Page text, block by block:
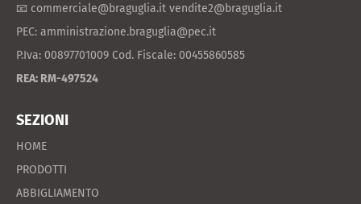
📧 commerciale@braguglia.it vendite2@braguglia.it
PEC: amministrazione.braguglia@pec.it
P.Iva: 00897701009 Cod. Fiscale: 00455860585
REA: RM-497524
SEZIONI
HOME
PRODOTTI
ABBIGLIAMENTO